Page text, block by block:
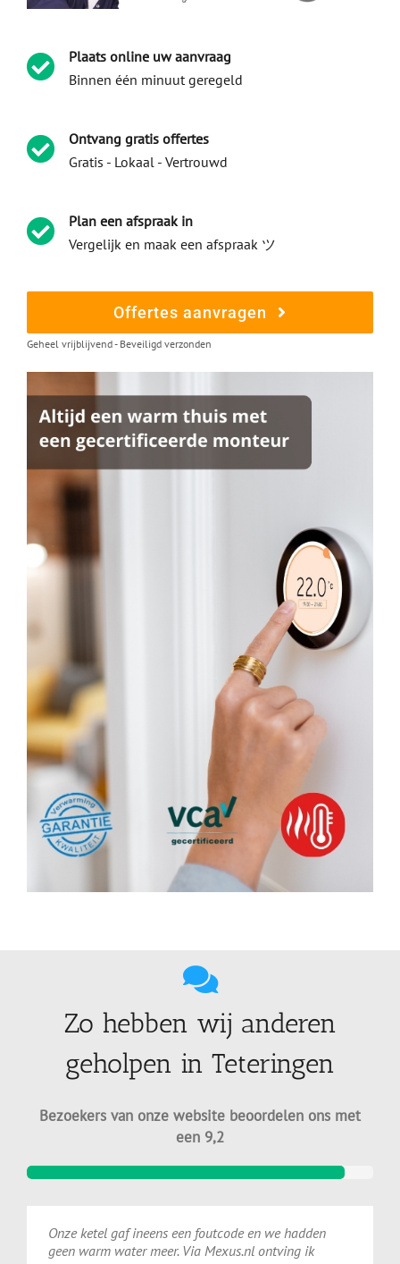
Plaats online uw aanvraag
Binnen één minuut geregeld
Ontvang gratis offertes
Gratis - Lokaal - Vertrouwd
Plan een afspraak in
Vergelijk en maak een afspraak ツ
Offertes aanvragen
Geheel vrijblijvend - Beveiligd verzonden
Zo hebben wij anderen
geholpen in Teteringen
Bezoekers van onze website beoordelen ons met
een 9,2
Onze ketel gaf ineens een foutcode en we hadden
geen warm water meer. Via Mexus.nl ontving ik